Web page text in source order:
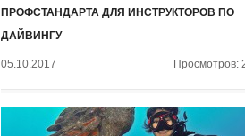
ПРОФСТАНДАРТА ДЛЯ ИНСТРУКТОРОВ ПО
ДАЙВИНГУ
05.10.2017 Просмотров: